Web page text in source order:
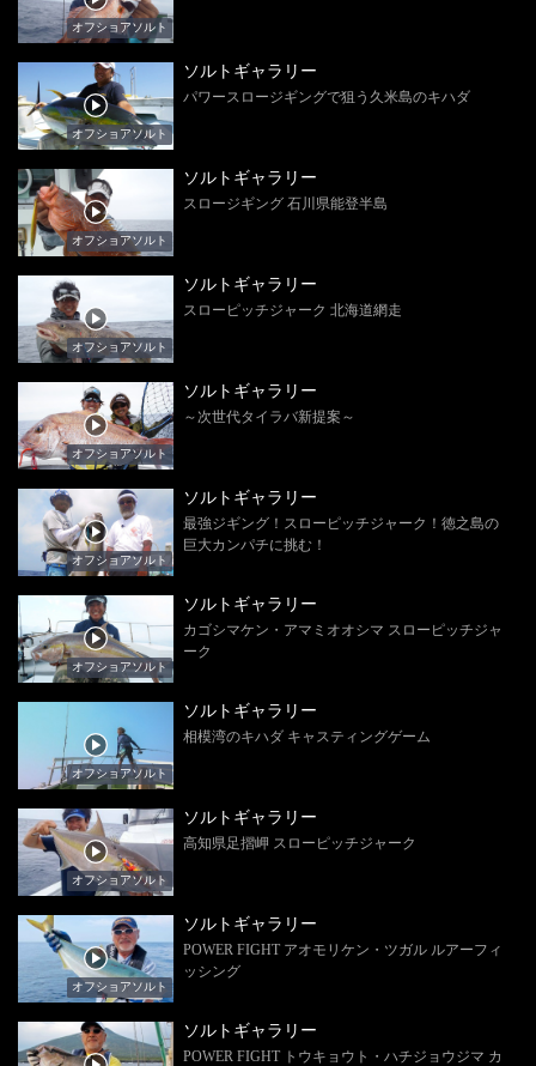
オフショアソルト
オフショアソルト
ソルトギャラリー
パワースロージギングで狙う久米島のキハダ
オフショアソルト
ソルトギャラリー
スロージギング 石川県能登半島
オフショアソルト
ソルトギャラリー
スローピッチジャーク 北海道網走
オフショアソルト
ソルトギャラリー
～次世代タイラバ新提案～
オフショアソルト
ソルトギャラリー
最強ジギング！スローピッチジャーク！徳之島の
巨大カンパチに挑む！
オフショアソルト
ソルトギャラリー
カゴシマケン・アマミオオシマ スローピッチジャ
ーク
オフショアソルト
ソルトギャラリー
相模湾のキハダ キャスティングゲーム
オフショアソルト
ソルトギャラリー
高知県足摺岬 スローピッチジャーク
オフショアソルト
ソルトギャラリー
POWER FIGHT アオモリケン・ツガル ルアーフィ
ッシング
ソルトギャラリー
POWER FIGHT トウキョウト・ハチジョウジマ カ